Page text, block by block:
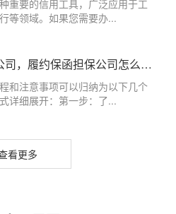
重要的信用工具，广泛应用于工
等领域。如果您需要办...
【问答】履约保函担保公司，履约保函担保公司怎么办理
和注意事项可以归纳为以下几个
详细展开：第一步：了...
看更多